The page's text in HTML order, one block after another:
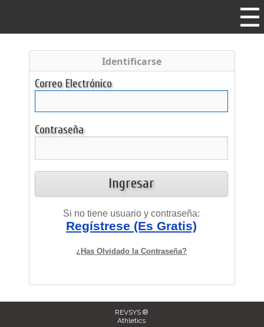
Identificarse
Correo Electrónico
Contraseña
Ingresar
Si no tiene usuario y contraseña:
Regístrese (Es Gratis)
¿Has Olvidado la Contraseña?
REVSYS ®
Athletics